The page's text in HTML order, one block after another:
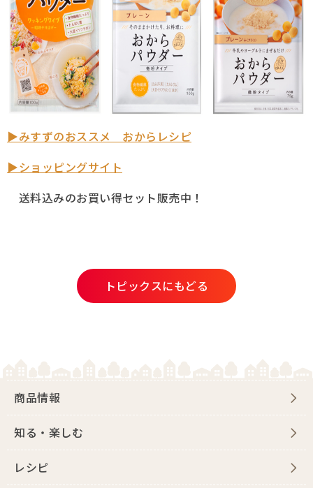
▶みすずのおススメ おからレシピ
▶ショッピングサイト
送料込みのお買い得セット販売中！
トピックスにもどる
商品情報
知る・楽しむ
レシピ